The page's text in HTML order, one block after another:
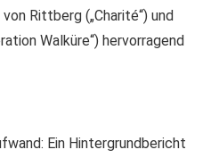
Rittberg („Charité“) und
Walküre“) hervorragend
Ein Hintergrundbericht